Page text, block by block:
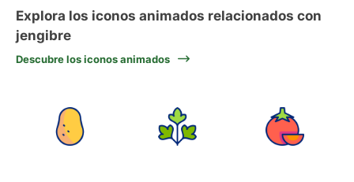
Explora los iconos animados relacionados con
jengibre
Descubre los iconos animados